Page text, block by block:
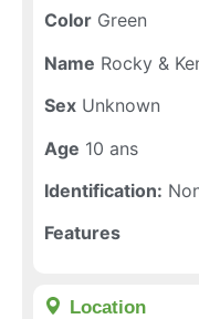
Color Green
Name Rocky &
Sex Unknown
Age 10 ans
Identification:
Features
Location​